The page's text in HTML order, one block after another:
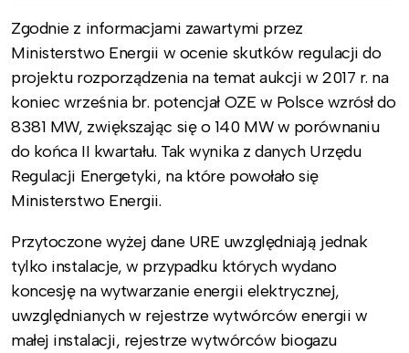
Zgodnie z informacjami zawartymi przez
Ministerstwo Energii w ocenie skutków regulacji do
projektu rozporządzenia na temat aukcji w 2017 r. na
koniec września br. potencjał OZE w Polsce wzrósł do
8381 MW, zwiększając się o 140 MW w porównaniu
do końca II kwartału. Tak wynika z danych Urzędu
Regulacji Energetyki, na które powołało się
Ministerstwo Energii.
Przytoczone wyżej dane URE uwzględniają jednak
tylko instalacje, w przypadku których wydano
koncesję na wytwarzanie energii elektrycznej,
uwzględnianych w rejestrze wytwórców energii w
małej instalacji, rejestrze wytwórców biogazu